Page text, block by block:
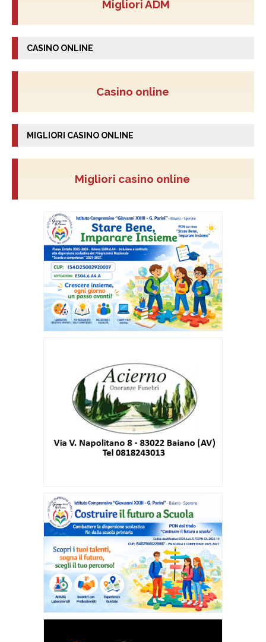
Migliori ADM
CASINO ONLINE
Casino online
MIGLIORI CASINO ONLINE
Migliori casino online